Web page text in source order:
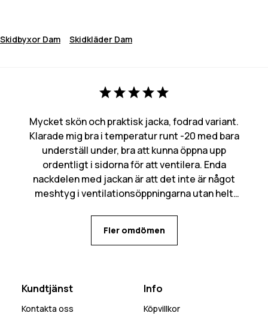
Skidbyxor Dam Skidkläder Dam
Mycket skön och praktisk jacka, fodrad variant.
Klarade mig bra i temperatur runt -20 med bara
underställ under, bra att kunna öppna upp
ordentligt i sidorna för att ventilera. Enda
nackdelen med jackan är att det inte är något
meshtyg i ventilationsöppningarna utan helt
alternativ för mobilen beroende på behov.
Fler omdömen
Kundtjänst
Kontakta oss
Info
Köpvillkor